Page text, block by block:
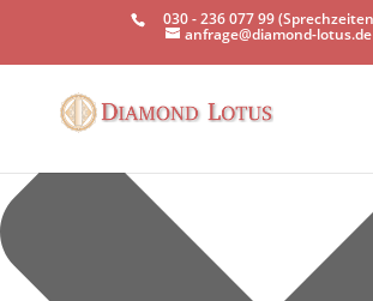
Einwilligung verwalten030 - 236 077 99
anfrage@diamond-lotus.de